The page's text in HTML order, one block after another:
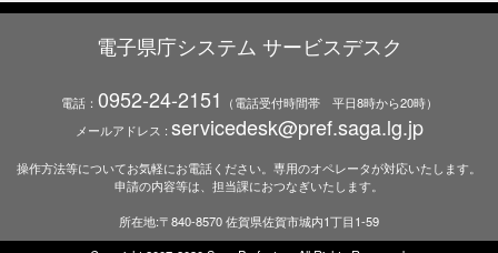
電子県庁システム サービスデスク
電話： 0952-24-2151
（電話受付時間帯 平日8時から20時）
メールアドレス : servicedesk@pref.saga.lg.jp
操作方法等についてお気軽にお電話ください。専用のオペレータが対応いたします。
申請の内容等は、担当課におつなぎいたします。
所在地:〒840-8570 佐賀県佐賀市城内1丁目1-59